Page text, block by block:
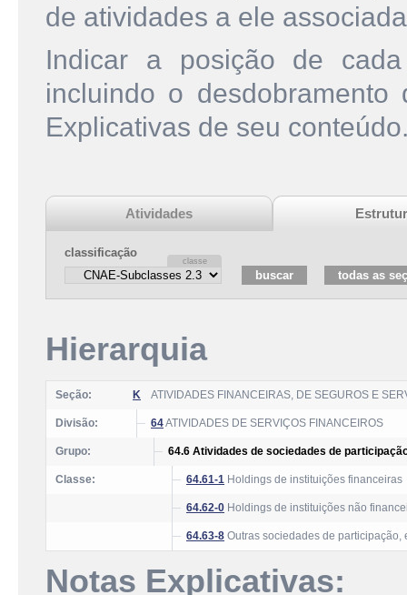
de atividades a ele
Indicar a posição de
incluindo o
Explicativas de seu
Atividades
classificação
Hierarquia
Seção: K ATIVIDADES FINANCEIRAS, DE SEGUROS E
Divisão: 64ATIVIDADES DE SERVIÇOS FINANCEIROS
Grupo: 64.6 Atividades de sociedades de
Classe: 64.61-1 Holdings de instituições financeiras
64.62-0 Holdings de instituições não
64.63-8 Outras sociedades de participação,
Notas Explicativas: